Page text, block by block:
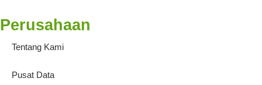
Perusahaan
Tentang Kami
Pusat Data